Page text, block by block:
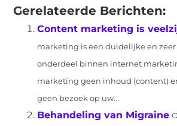
Gerelateerde Berichten:
Content marketing is
marketing is een duidelijke en
onderdeel binnen internet
marketing geen inhoud (content)
geen bezoek op uw...
Behandeling van Migraine